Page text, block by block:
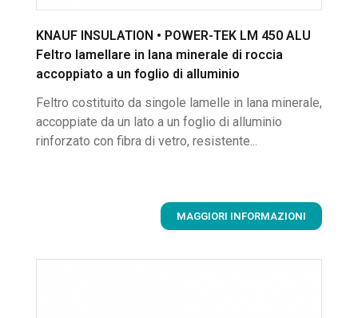
KNAUF INSULATION • POWER-TEK LM 450 ALU
Feltro lamellare in lana minerale di roccia
accoppiato a un foglio di alluminio
Feltro costituito da singole lamelle in lana minerale,
accoppiate da un lato a un foglio di alluminio
rinforzato con fibra di vetro, resistente...
MAGGIORI INFORMAZIONI